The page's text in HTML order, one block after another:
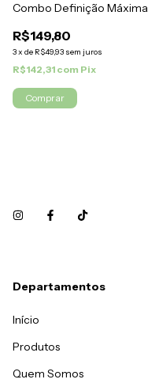
Combo Definição Máxima
R$149,80
3x de R$49,93 sem juros
R$142,31 com Pix
Departamentos
Início
Produtos
Quem Somos